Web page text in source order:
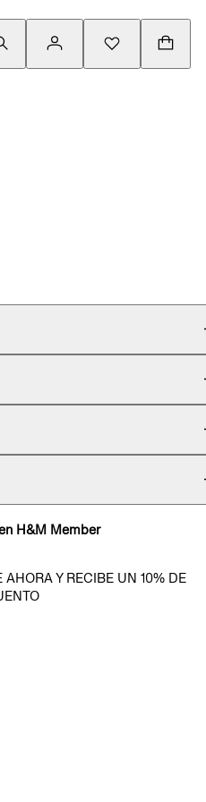
H&M Member
AHORA Y RECIBE UN 10% DE